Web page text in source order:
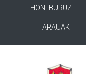
HONI BURUZ
ARAUAK